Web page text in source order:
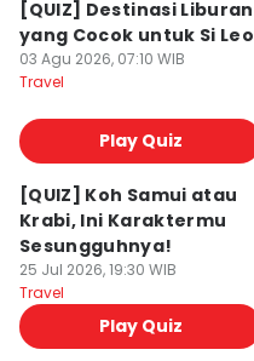
⁠[QUIZ] Destinasi Liburan
yang Cocok untuk Si Leo
03 Agu 2026, 07:10 WIB
Travel
Play Quiz
[QUIZ] Koh Samui atau
Krabi, Ini Karaktermu
Sesungguhnya!
25 Jul 2026, 19:30 WIB
Travel
Play Quiz